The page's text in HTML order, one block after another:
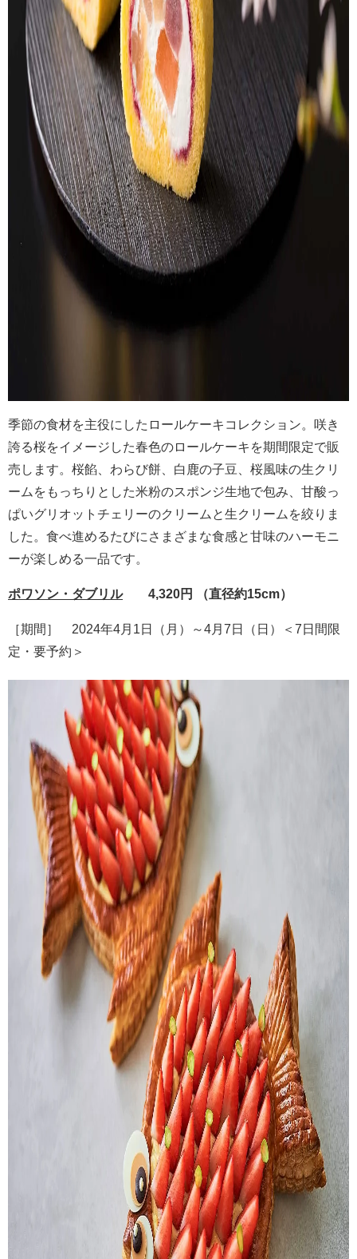
季節の食材を主役にしたロールケーキコレクション。咲き
誇る桜をイメージした春色のロールケーキを期間限定で販
売します。桜餡、わらび餅、白鹿の子豆、桜風味の生クリ
ームをもっちりとした米粉のスポンジ生地で包み、甘酸っ
ぱいグリオットチェリーのクリームと生クリームを絞りま
した。食べ進めるたびにさまざまな食感と甘味のハーモニ
ーが楽しめる一品です。
ポワソン・ダブリル 4,320円 （直径約15cm）
［期間］ 2024年4月1日（月）～4月7日（日）＜7日間限
定・要予約＞